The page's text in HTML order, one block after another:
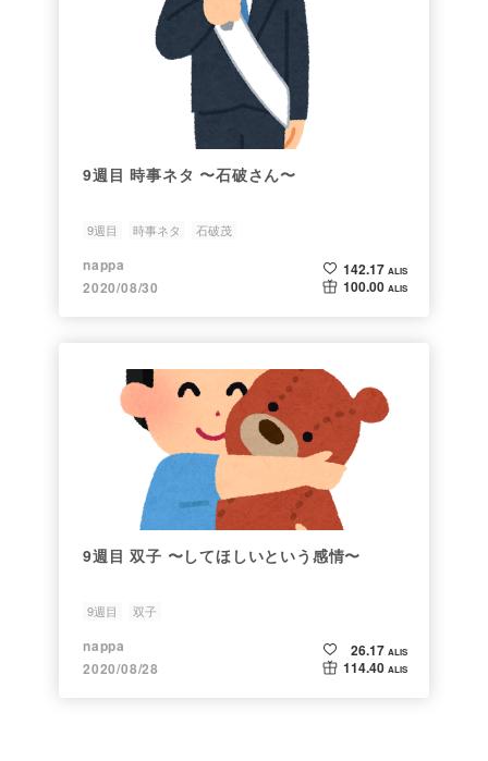
9週目 時事ネタ 〜石破さん〜
9週目 時事ネタ 石破茂
nappa
2020/08/30
142.17 ALIS
100.00 ALIS
9週目 双子 〜してほしいという感情〜
9週目 双子
nappa
2020/08/28
26.17 ALIS
114.40 ALIS